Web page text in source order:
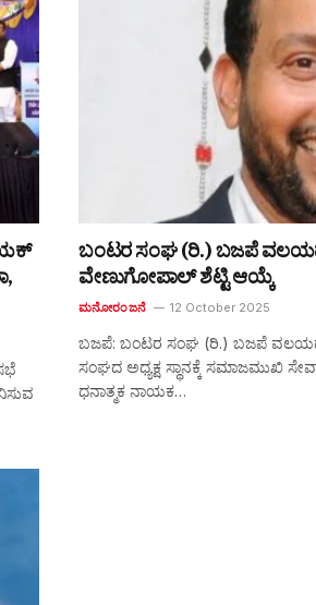
ಬಂಟರ ಸಂಘ (ರಿ.) ಬಜಪೆ ವಲಯದ
ವೇಣುಗೋಪಾಲ್ ಶೆಟ್ಟಿ ಆಯ್ಕೆ
ಮನೋರಂಜನೆ 12 October 2025
ಬಜಪೆ: ಬಂಟರ ಸಂಘ (ರಿ.) ಬಜಪೆ
ಸಂಘದ ಅಧ್ಯಕ್ಷ ಸ್ಥಾನಕ್ಕೆ ಸಮಾಜಮುಖಿ
ಧನಾತ್ಮಕ ನಾಯಕ…